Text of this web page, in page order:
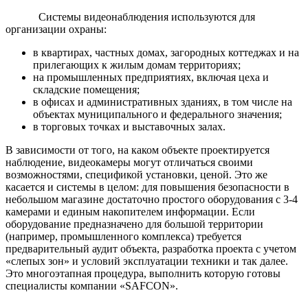
Системы видеонаблюдения используются для
организации охраны:
в квартирах, частных домах, загородных коттеджах и на
прилегающих к жилым домам территориях;
на промышленных предприятиях, включая цеха и
складские помещения;
в офисах и административных зданиях, в том числе на
объектах муниципального и федерального значения;
в торговых точках и выставочных залах.
В зависимости от того, на каком объекте проектируется
наблюдение, видеокамеры могут отличаться своими
возможностями, спецификой установки, ценой. Это же
касается и системы в целом: для повышения безопасности в
небольшом магазине достаточно простого оборудования с 3-4
камерами и единым накопителем информации. Если
оборудование предназначено для большой территории
(например, промышленного комплекса) требуется
предварительный аудит объекта, разработка проекта с учетом
«слепых зон» и условий эксплуатации техники и так далее.
Это многоэтапная процедура, выполнить которую готовы
специалисты компании «SAFCON».